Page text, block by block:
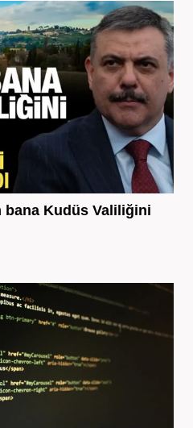
bana Kudüs Valiliğini